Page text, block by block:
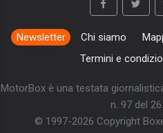
Newsletter Chi siamo
Termini e
MotorBox è una testata
n. 97 del
© 1997-2026 Copyright